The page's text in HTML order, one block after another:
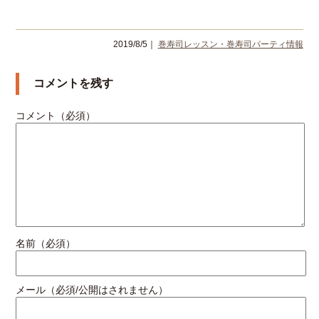
2019/8/5｜ 巻寿司レッスン・巻寿司パーティ情報
コメントを残す
コメント（必須）
名前（必須）
メール（必須/公開はされません）